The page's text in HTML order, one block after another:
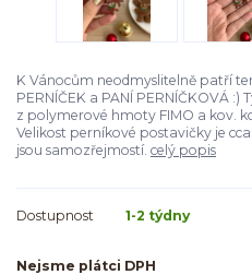
K Vánocům neodmyslitelně patří
PERNÍČEK a PANÍ PERNÍČKOVÁ
z polymerové hmoty FIMO a kov.
Velikost perníkové postavičky je cca
jsou samozřejmostí. celý popis
Dostupnost 1-2 týdny
Nejsme plátci DPH